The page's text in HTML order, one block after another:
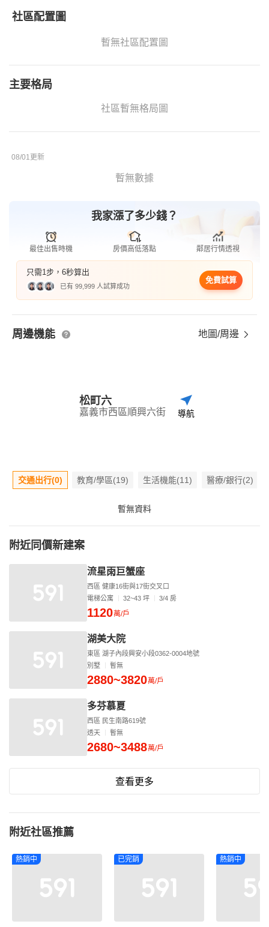
社區配置圖
暫無社區配置圖
主要格局
社區暫無格局圖
08/01更新
暫無數據
我家漲了多少錢？
最佳出售時機 房價高低落點 鄰居行情透視
只需1步，6秒算出
已有 99,999 人試算成功
免費試算
周邊機能 地圖/周邊
松町六
嘉義市西區順興六街 導航
交通出行(0) 教育/學區(19) 生活機能(11) 醫療/銀行(2)
暫無資料
附近同價新建案
流星雨巨蟹座
西區 健康16街與17街交叉口
電梯公寓
32~43 坪 3/4 房
1120萬/戶
湖美大院
東區 湖子內段興安小段0362-0004地號
別墅
暫無
2880~3820萬/戶
多芬慕夏
西區 民生南路619號
透天
暫無
2680~3488萬/戶
查看更多
附近社區推薦
熱銷中 已完銷 熱銷中